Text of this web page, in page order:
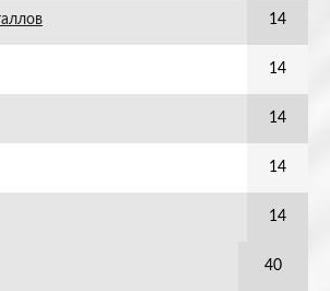
14
14
14
14
14
40